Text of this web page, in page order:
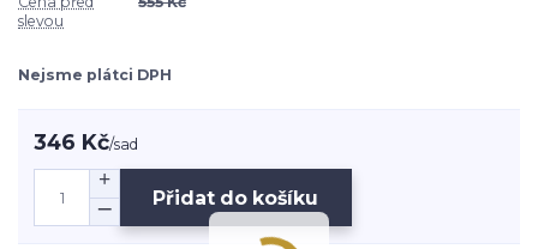
slevou
Nejsme plátci DPH
346 Kč/sad
Přidat do košíku